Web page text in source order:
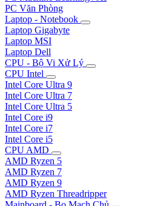
PC Văn Phòng
Laptop - Notebook
Laptop Gigabyte
Laptop MSI
Laptop Dell
CPU - Bộ Vi Xử Lý
CPU Intel
Intel Core Ultra 9
Intel Core Ultra 7
Intel Core Ultra 5
Intel Core i9
Intel Core i7
Intel Core i5
CPU AMD
AMD Ryzen 5
AMD Ryzen 7
AMD Ryzen 9
AMD Ryzen Threadripper